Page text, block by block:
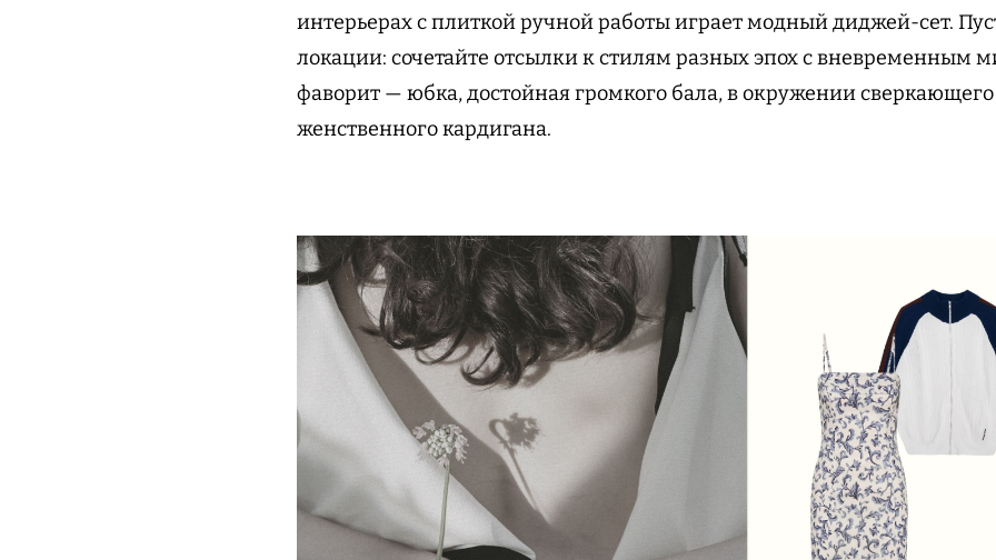
интерьерах с плиткой ручной работы играет модный диджей-сет.
локации: сочетайте отсылки к стилям разных эпох с
фаворит — юбка, достойная громкого бала, в окружении
женственного кардигана.